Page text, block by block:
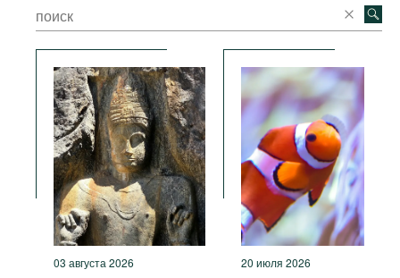
Международных организаций
Ресурсы
Литература
Сайты
Документы международных
организаций
Фильмы
Подкасты
Книжная полка
О проекте
03 августа 2026 20 июля 2026